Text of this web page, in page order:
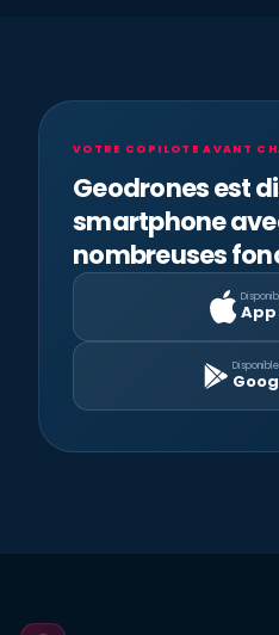
VOTRE COPILOTE AVANT
Geodrones est
smartphone
nombreuses